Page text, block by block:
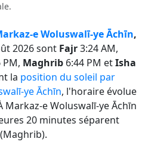
e Woluswalī-ye Āchīn,
2026 sont Fajr3:24 AM,
PM, Maghrib 6:44 PM etIsha
la position du soleil par
ye Āchīn, l'horaire évolue
Markaz-e Woluswalī-ye Āchīn
20 minutes séparent